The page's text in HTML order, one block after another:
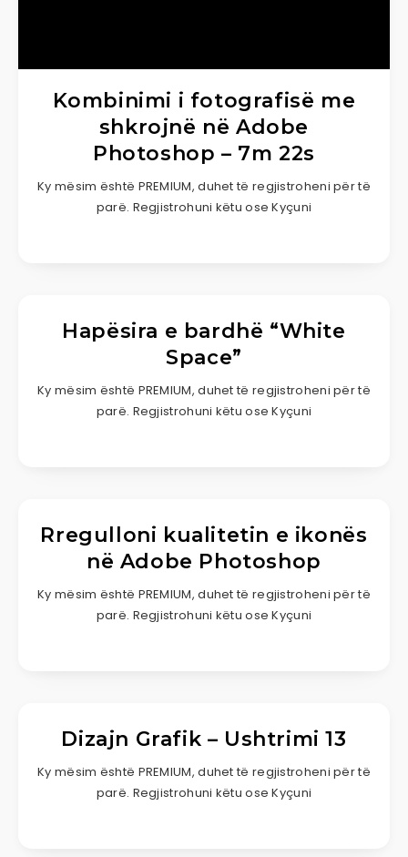
Kombinimi i fotografisë me
shkrojnë në Adobe
Photoshop – 7m 22s
Ky mësim është PREMIUM, duhet të regjistroheni për të
parë. Regjistrohuni këtu ose Kyçuni
Hapësira e bardhë “White
Space”
Ky mësim është PREMIUM, duhet të regjistroheni për të
parë. Regjistrohuni këtu ose Kyçuni
Rregulloni kualitetin e ikonës
në Adobe Photoshop
Ky mësim është PREMIUM, duhet të regjistroheni për të
parë. Regjistrohuni këtu ose Kyçuni
Dizajn Grafik – Ushtrimi 13
Ky mësim është PREMIUM, duhet të regjistroheni për të
parë. Regjistrohuni këtu ose Kyçuni